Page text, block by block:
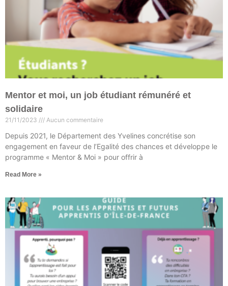
Mentor et moi, un job étudiant rémunéré et
solidaire
21/11/2023 Aucun commentaire
Depuis 2021, le Département des Yvelines concrétise son
engagement en faveur de l’Egalité des chances et développe le
programme « Mentor & Moi » pour offrir à
Read More »